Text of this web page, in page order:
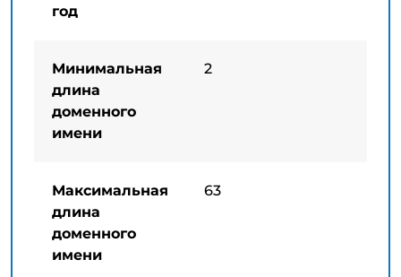
год
Минимальная
длина
доменного
имени
2
Максимальная
длина
доменного
имени
63